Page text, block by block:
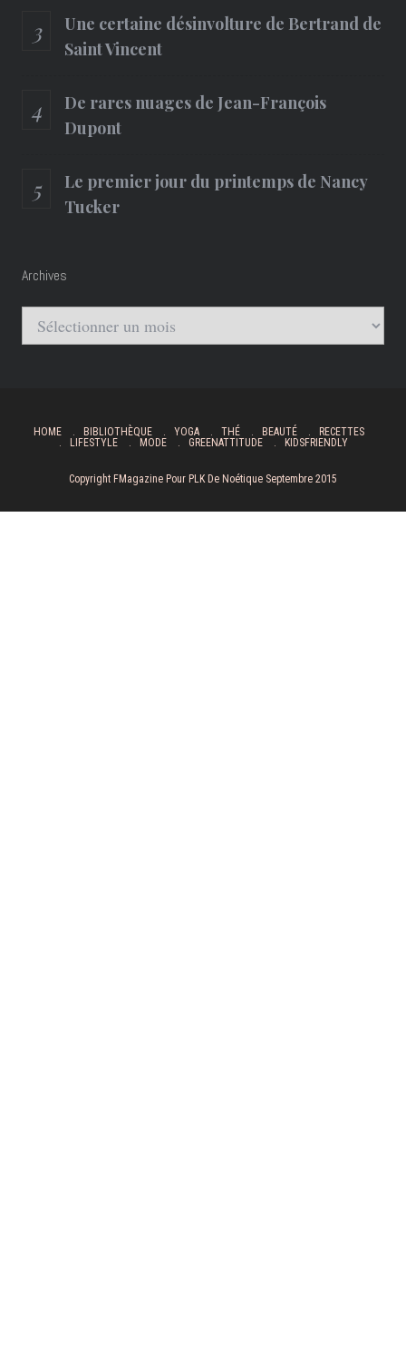
Une certaine désinvolture de Bertrand de
Saint Vincent
De rares nuages de Jean-François
Dupont
Le premier jour du printemps de Nancy
Tucker
Archives
Archives
HOME BIBLIOTHÈQUE YOGA THÉ BEAUTÉ
RECETTES
LIFESTYLE
MODE GREENATTITUDE KIDSFRIENDLY
Copyright FMagazine Pour PLK De Noétique Septembre 2015